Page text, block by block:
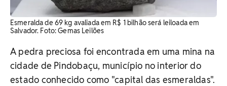
Esmeralda de 69 kg avaliada em R$ 1 bilhão será leiloada em
Salvador. Foto: Gemas Leilões
A pedra preciosa foi encontrada em uma mina na
cidade de Pindobaçu, município no interior do
estado conhecido como "capital das esmeraldas".